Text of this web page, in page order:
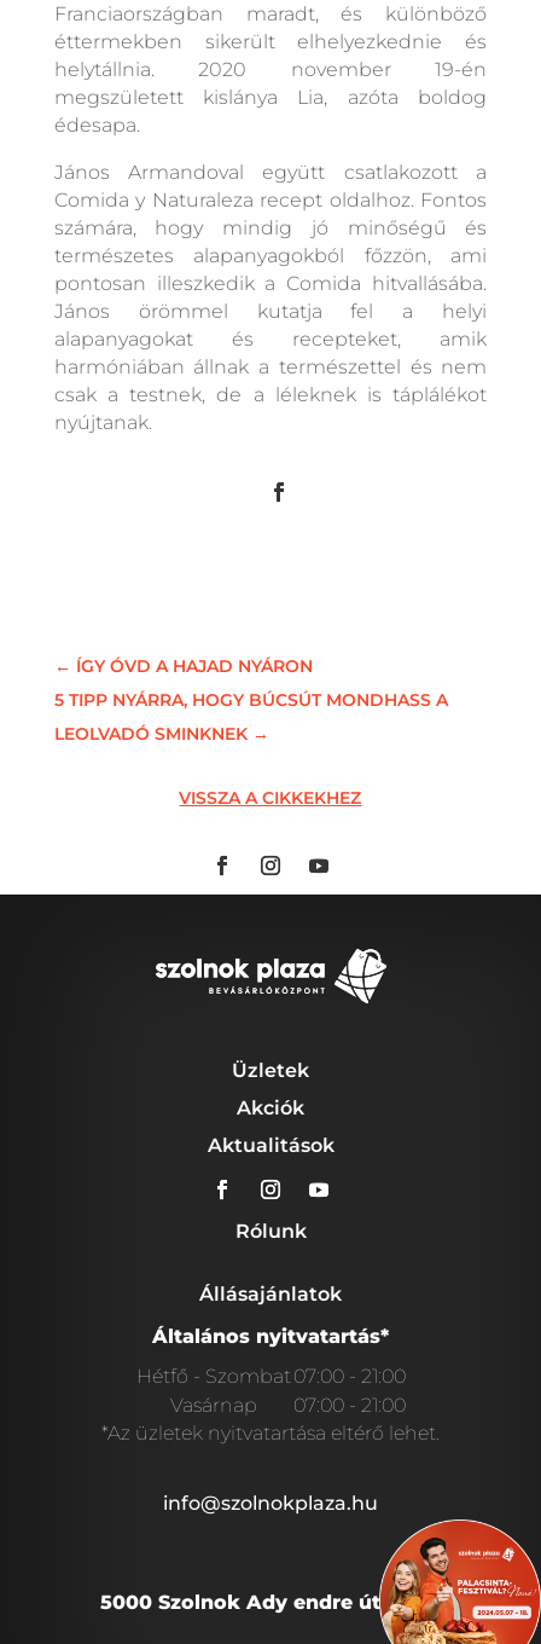
Franciaországban maradt, és különböző
éttermekben sikerült elhelyezkednie és
helytállnia. 2020 november 19-én
megszületett kislánya Lia, azóta boldog
édesapa.
János Armandoval együtt csatlakozott a
Comida y Naturaleza recept oldalhoz. Fontos
számára, hogy mindig jó minőségű és
természetes alapanyagokból főzzön, ami
pontosan illeszkedik a Comida hitvallásába.
János örömmel kutatja fel a helyi
alapanyagokat és recepteket, amik
harmóniában állnak a természettel és nem
csak a testnek, de a léleknek is táplálékot
nyújtanak.
← ÍGY ÓVD A HAJAD NYÁRON
5 TIPP NYÁRRA, HOGY BÚCSÚT MONDHASS A
LEOLVADÓ SMINKNEK→
VISSZA A CIKKEKHEZ
Üzletek
Akciók
Aktualitások
Rólunk
Állásajánlatok
Általános nyitvatartás*
Hétfő - Szombat 07:00 - 21:00
Vasárnap
07:00 - 21:00
*Az üzletek nyitvatartása eltérő lehet.
info@szolnokplaza.hu
5000 Szolnok Ady endre út 28/A.